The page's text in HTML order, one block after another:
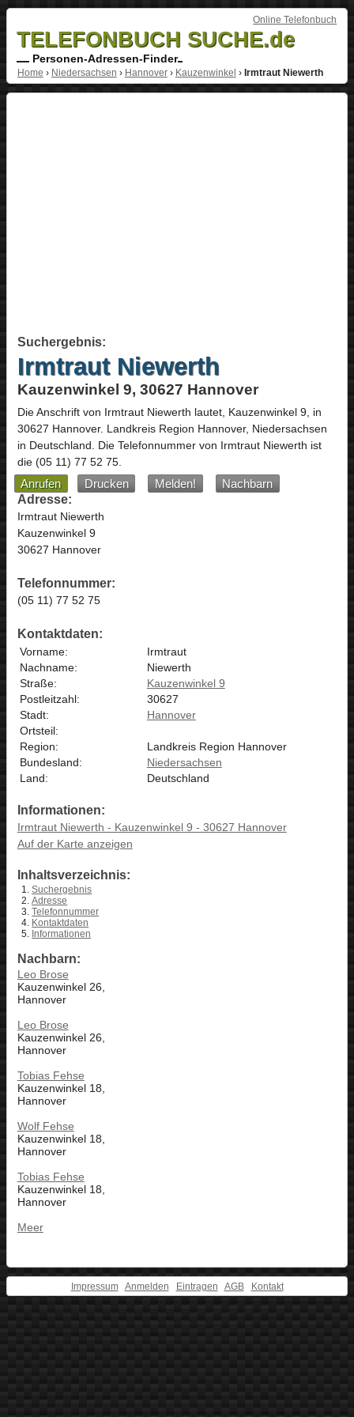
Online Telefonbuch
TELEFONBUCH SUCHE.de
Personen-Adressen-Finder
Home › Niedersachsen › Hannover› Kauzenwinkel › Irmtraut Niewerth
Suchergebnis:
Irmtraut Niewerth
Kauzenwinkel 9, 30627 Hannover
Die Anschrift von Irmtraut Niewerth lautet, Kauzenwinkel 9, in
30627 Hannover. Landkreis Region Hannover, Niedersachsen
in Deutschland. Die Telefonnummer von Irmtraut Niewerth ist
die (05 11) 77 52 75.
Anrufen Drucken Melden!
Nachbarn
Adresse:
Irmtraut Niewerth
Kauzenwinkel 9
30627 Hannover
Telefonnummer:
(05 11) 77 52 75
Kontaktdaten:
Vorname:
Irmtraut
Nachname:
Niewerth
Straße:
Kauzenwinkel 9
Postleitzahl:
30627
Stadt:
Hannover
Ortsteil:
Region:
Landkreis Region Hannover
Bundesland:
Niedersachsen
Land:
Deutschland
Informationen:
Irmtraut Niewerth - Kauzenwinkel 9 - 30627 Hannover
Auf der Karte anzeigen
Inhaltsverzeichnis:
Suchergebnis
Adresse
Telefonnummer
Kontaktdaten
Informationen
Nachbarn:
Leo Brose
Kauzenwinkel 26,
Hannover
Leo Brose
Kauzenwinkel 26,
Hannover
Tobias Fehse
Kauzenwinkel 18,
Hannover
Wolf Fehse
Kauzenwinkel 18,
Hannover
Tobias Fehse
Kauzenwinkel 18,
Hannover
Meer
Impressum Anmelden Eintragen AGB Kontakt